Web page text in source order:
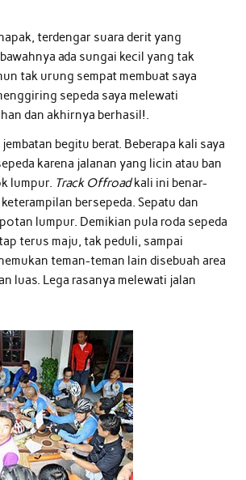
terdengar suara derit yang
ada sungai kecil yang tak
tak urung sempat membuat saya
sepeda saya melewati
dan akhirnya berhasil!.
begitu berat. Beberapa kali saya
karena jalanan yang licin atau ban
lumpur. Track Offroadkali ini benar-
bersepeda. Sepatu dan
lumpur. Demikian pula roda sepeda
terus maju, tak peduli, sampai
teman-teman lain disebuah area
luas. Lega rasanya melewati jalan